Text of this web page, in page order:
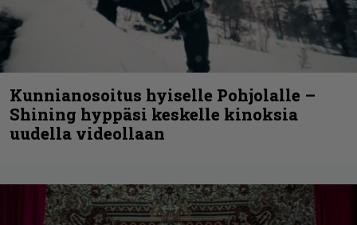
Kunnianosoitus hyiselle Pohjolalle –
Shining hyppäsi keskelle kinoksia
uudella videollaan